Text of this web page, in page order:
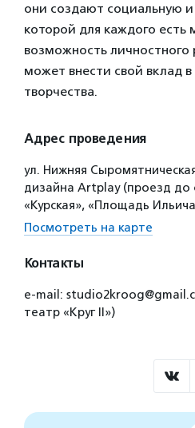
они создают социальную и
которой для каждого есть
возможность личностного
может внести свой вклад
творчества.
Адрес проведения
ул. Нижняя
дизайна Artplay (проезд до
«Курская», «Площадь
Посмотреть на карте
Контакты
e-mail:
театр «Круг II»)